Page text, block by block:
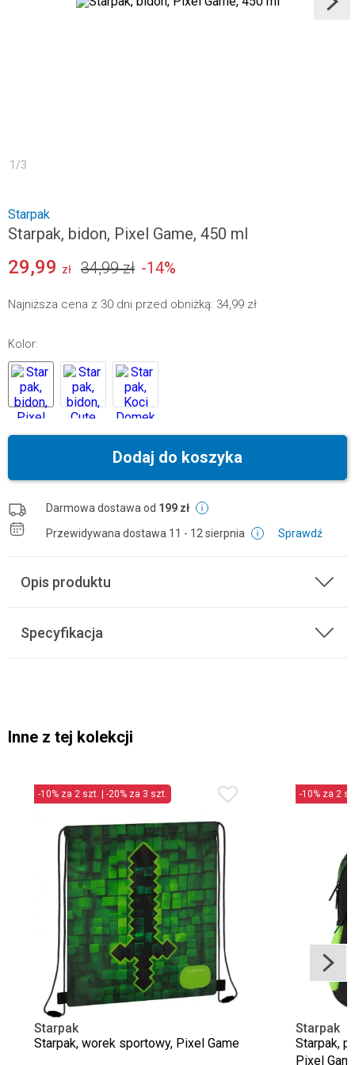
1 /3
Starpak
Starpak, bidon, Pixel Game, 450 ml
29,99 zł 34,99 zł -14%
Najniższa cena z 30 dni przed obniżką: 34,99 zł
Kolor:
Dodaj do koszyka
Darmowa dostawa od 199 zł
Przewidywana dostawa 11 - 12 sierpnia Sprawdź
Opis produktu
Specyfikacja
Inne z tej kolekcji
-10% za 2 szt. | -20% za 3 szt.
Starpak
Starpak, worek sportowy, Pixel Game
-10% za 2
Starpak
Starpak,
Pixel